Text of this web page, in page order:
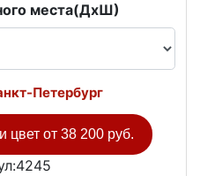
места(ДxШ)
Петербург
цвет от 38 200 руб.